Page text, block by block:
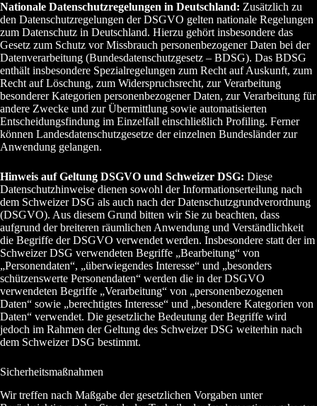
Nationale Datenschutzregelungen in Deutschland: Zusätzlich zu
den Datenschutzregelungen der DSGVO gelten nationale Regelungen
zum Datenschutz in Deutschland. Hierzu gehört insbesondere das
Gesetz zum Schutz vor Missbrauch personenbezogener Daten bei der
Datenverarbeitung (Bundesdatenschutzgesetz – BDSG). Das BDSG
enthält insbesondere Spezialregelungen zum Recht auf Auskunft, zum
Recht auf Löschung, zum Widerspruchsrecht, zur Verarbeitung
besonderer Kategorien personenbezogener Daten, zur Verarbeitung für
andere Zwecke und zur Übermittlung sowie automatisierten
Entscheidungsfindung im Einzelfall einschließlich Profiling. Ferner
können Landesdatenschutzgesetze der einzelnen Bundesländer zur
Anwendung gelangen.
Hinweis auf Geltung DSGVO und Schweizer DSG: Diese
Datenschutzhinweise dienen sowohl der Informationserteilung nach
dem Schweizer DSG als auch nach der Datenschutzgrundverordnung
(DSGVO). Aus diesem Grund bitten wir Sie zu beachten, dass
aufgrund der breiteren räumlichen Anwendung und Verständlichkeit
die Begriffe der DSGVO verwendet werden. Insbesondere statt der im
Schweizer DSG verwendeten Begriffe „Bearbeitung“ von
„Personendaten“, „überwiegendes Interesse“ und „besonders
schützenswerte Personendaten“ werden die in der DSGVO
verwendeten Begriffe „Verarbeitung“ von „personenbezogenen
Daten“ sowie „berechtigtes Interesse“ und „besondere Kategorien von
Daten“ verwendet. Die gesetzliche Bedeutung der Begriffe wird
jedoch im Rahmen der Geltung des Schweizer DSG weiterhin nach
dem Schweizer DSG bestimmt.
Sicherheitsmaßnahmen
Wir treffen nach Maßgabe der gesetzlichen Vorgaben unter